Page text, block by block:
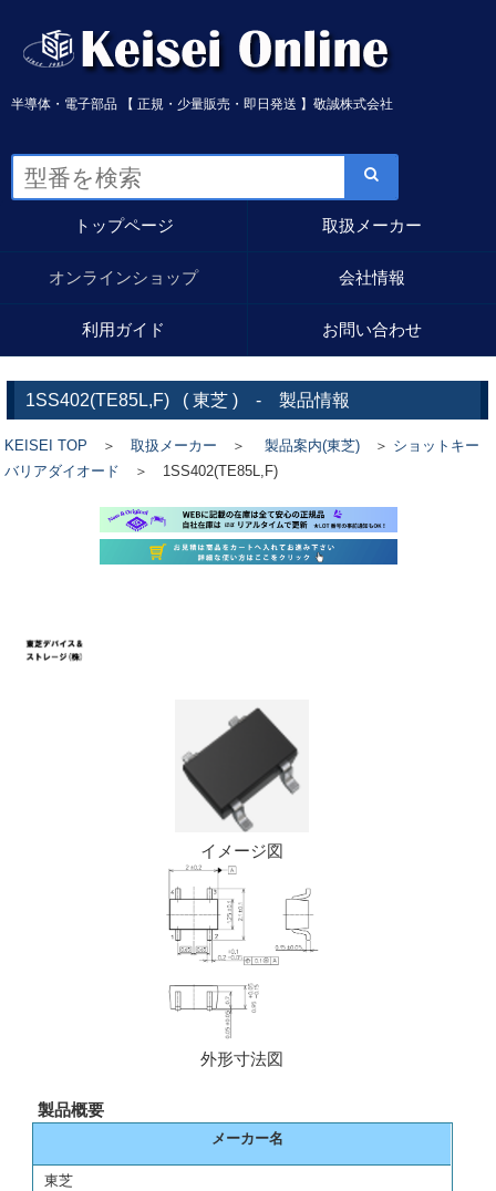
半導体・電子部品 【 正規・少量販売・即日発送 】敬誠株式会社
トップページ 取扱メーカー
オンラインショップ 会社情報
利用ガイド お問い合わせ
1SS402(TE85L,F) (東芝 ) - 製品情報
KEISEI TOP ＞取扱メーカー ＞ 製品案内(東芝) ＞ ショットキー
バリアダイオード ＞ 1SS402(TE85L,F)
イメージ図
外形寸法図
製品概要
メーカー名
東芝